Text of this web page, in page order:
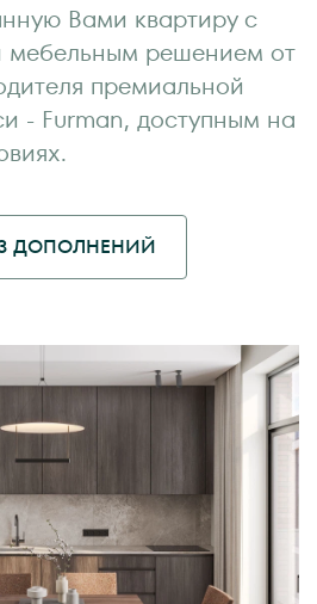
Вами квартиру с
мебельным решением от
премиальной
- Furman, доступным на
ДОПОЛНЕНИЙ